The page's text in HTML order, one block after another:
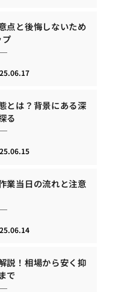
点と後悔しないため
プ
とは？背景にある深
る
業当日の流れと注意
説！相場から安く抑
で